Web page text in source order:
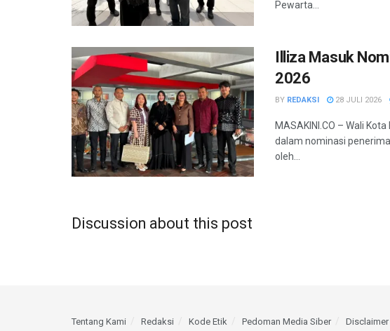
Pewarta...
Illiza Masuk
2026
BY REDAKSI 28 JULI 2026
MASAKINI.CO – Wali
dalam nominasi
oleh...
Discussion about this post
Tentang Kami Redaksi Kode Etik Pedoman Media Siber Disclaimer